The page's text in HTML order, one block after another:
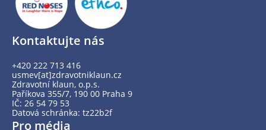
Kontaktujte nás
+420 222 713 416
usmev[at]zdravotniklaun.cz
Zdravotní klaun, o.p.s.
Paříkova 355/7, 190 00 Praha 9
IČ: 26 54 79 53
Datová schránka: tz22b2f
Pro média